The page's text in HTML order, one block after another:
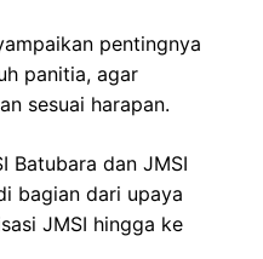
pentingnya
panitia, agar
sesuai harapan.
Batubara dan JMSI
bagian dari upaya
JMSI hingga ke